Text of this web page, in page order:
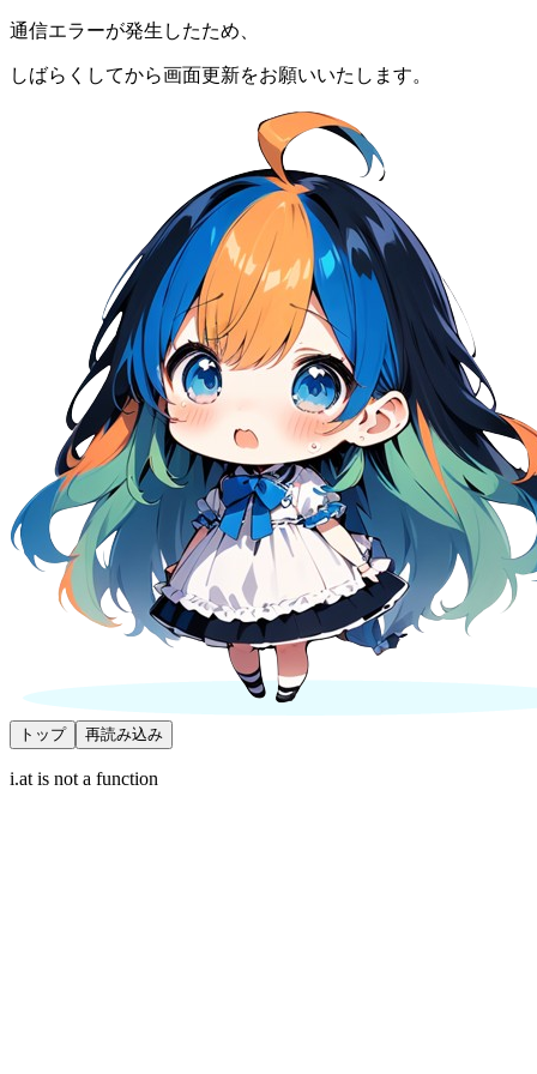
通信エラーが発生したため、
しばらくしてから画面更新をお願いいたします。
トップ 再読み込み
i.at is not a function